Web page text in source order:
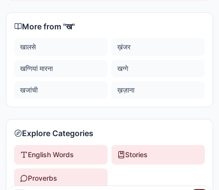
More from "ख"
खालसे ख़ंजर
खग्गियां मारना खग्गे
खजांची ख़ज़ाना
Explore Categories
English Words Stories
Proverbs